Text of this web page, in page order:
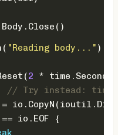
"Reading body..." )
2 * time.Second)
// Try instead:
io.EOF {